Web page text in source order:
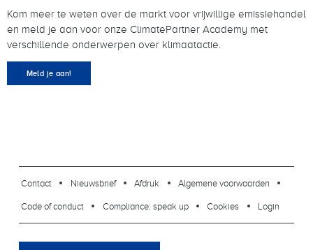
Kom meer te weten over de markt voor vrijwillige emissiehandel
en meld je aan voor onze ClimatePartner Academy met
verschillende onderwerpen over klimaatactie.
Meld je aan!
Contact Nieuwsbrief Afdruk
Algemene voorwaarden
Code of conduct
Compliance: speak up Cookies Login